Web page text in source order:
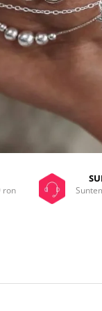
ron